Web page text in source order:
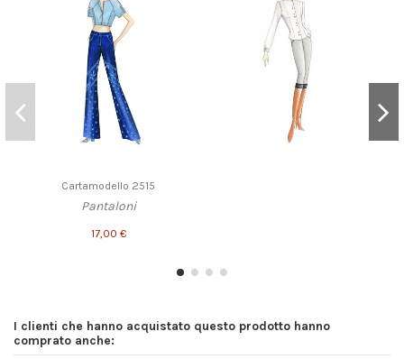
Cartamodello 2515
Pantaloni
17,00 €
I clienti che hanno acquistato questo prodotto hanno
comprato anche: